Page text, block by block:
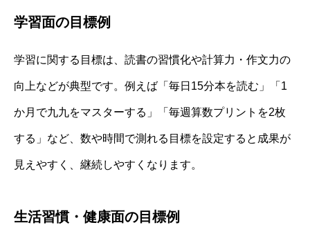
学習面の目標例
学習に関する目標は、読書の習慣化や計算力・作文力の
向上などが典型です。例えば「毎日15分本を読む」「1
か月で九九をマスターする」「毎週算数プリントを2枚
する」など、数や時間で測れる目標を設定すると成果が
見えやすく、継続しやすくなります。
生活習慣・健康面の目標例